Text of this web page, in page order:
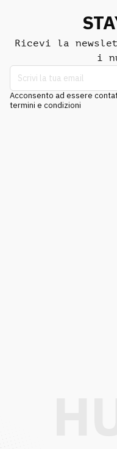
Ricevi la
i
Acconsento ad essere
termini e condizioni